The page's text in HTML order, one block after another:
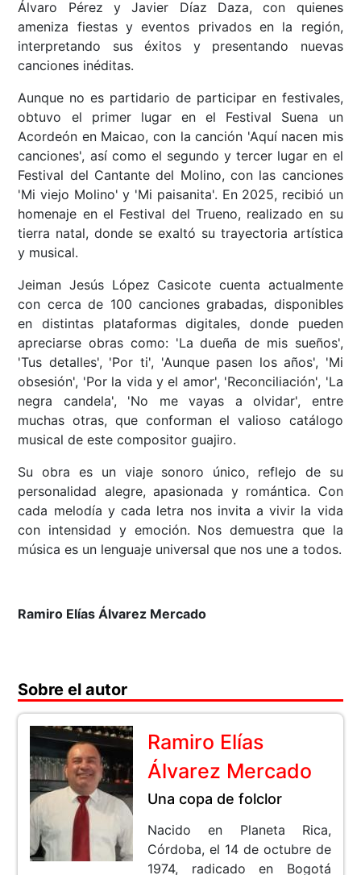
Álvaro Pérez y Javier Díaz Daza, con quienes
ameniza fiestas y eventos privados en la región,
interpretando sus éxitos y presentando nuevas
canciones inéditas.
Aunque no es partidario de participar en festivales,
obtuvo el primer lugar en el Festival Suena un
Acordeón en Maicao, con la canción 'Aquí nacen mis
canciones', así como el segundo y tercer lugar en el
Festival del Cantante del Molino, con las canciones
'Mi viejo Molino' y 'Mi paisanita'. En 2025, recibió un
homenaje en el Festival del Trueno, realizado en su
tierra natal, donde se exaltó su trayectoria artística
y musical.
Jeiman Jesús López Casicote cuenta actualmente
con cerca de 100 canciones grabadas, disponibles
en distintas plataformas digitales, donde pueden
apreciarse obras como: 'La dueña de mis sueños',
'Tus detalles', 'Por ti', 'Aunque pasen los años', 'Mi
obsesión', 'Por la vida y el amor', 'Reconciliación', 'La
negra candela', 'No me vayas a olvidar', entre
muchas otras, que conforman el valioso catálogo
musical de este compositor guajiro.
Su obra es un viaje sonoro único, reflejo de su
personalidad alegre, apasionada y romántica. Con
cada melodía y cada letra nos invita a vivir la vida
con intensidad y emoción. Nos demuestra que la
música es un lenguaje universal que nos une a todos.
Ramiro Elías Álvarez Mercado
Sobre el autor
Ramiro Elías
Álvarez Mercado
Una copa de folclor
Nacido en Planeta Rica,
Córdoba, el 14 de octubre de
1974, radicado en Bogotá